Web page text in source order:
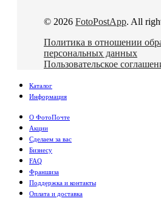
© 2026 FotoPostApp. All
Политика в отношении
персональных данных
Пользовательское
Каталог
Информация
О ФотоПочте
Акции
Сделаем за вас
Бизнесу
FAQ
Франшиза
Поддержка и контакты
Оплата и доставка